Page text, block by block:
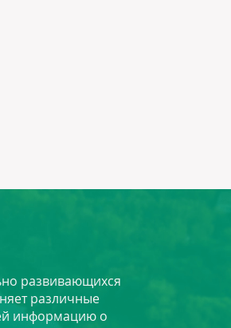
развивающихся
различные
информацию о